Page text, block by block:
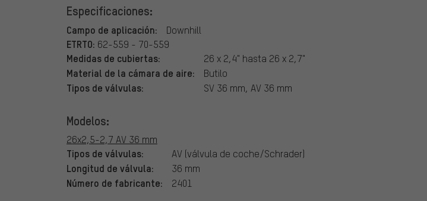
Especificaciones:
Campo de aplicación: Downhill
ETRTO: 62-559 - 70-559
Medidas de cubiertas: 26 x 2,4" hasta 26 x 2,7"
Material de la cámara de aire: Butilo
Tipos de válvulas: SV 36 mm, AV 36 mm
Modelos:
26x2,5-2,7 AV 36 mm
Tipos de válvulas: AV (válvula de coche/Schrader)
Longitud de válvula: 36 mm
Número de fabricante: 2401